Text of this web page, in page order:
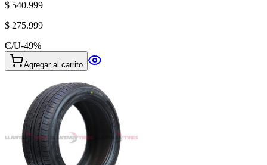
$ 540.999
$ 275.999
C/U-49%
Agregar al carrito